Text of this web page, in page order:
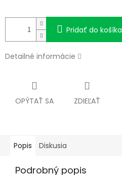
Pridať do košíka
Detailné informácie
OPÝTAŤ SA ZDIEĽAŤ
Popis Diskusia
Podrobný popis